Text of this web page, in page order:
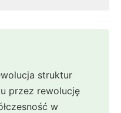
struktur
przez rewolucję
w